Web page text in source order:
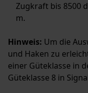
Zugkraft bis 8500
m.
Hinweis: Um die
und Haken zu
einer Güteklasse in
Güteklasse 8 in